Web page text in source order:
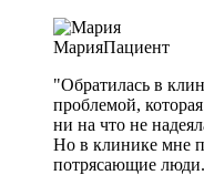
МарияПациент
"Обратилась в
проблемой,
ни на что не
Но в клинике мне
потрясающие